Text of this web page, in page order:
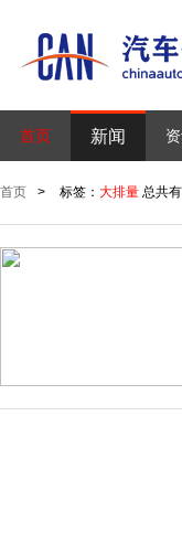
首页 新闻
首页 > 标签： 大排量 总共